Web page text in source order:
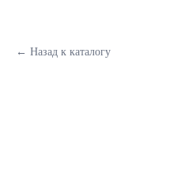
← Назад к каталогу